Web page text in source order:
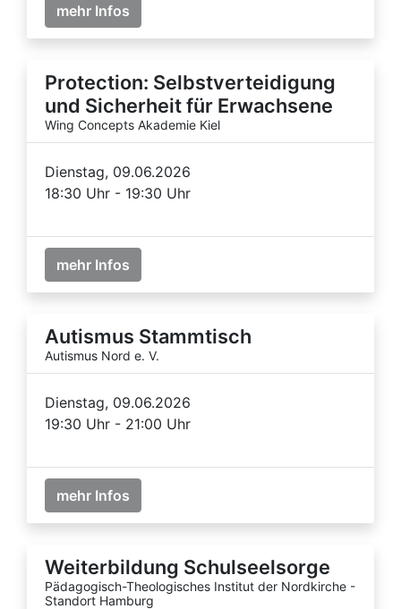
mehr Infos
Protection: Selbstverteidigung
und Sicherheit für Erwachsene
Wing Concepts Akademie Kiel
Dienstag, 09.06.2026
18:30 Uhr - 19:30 Uhr
mehr Infos
Autismus Stammtisch
Autismus Nord e. V.
Dienstag, 09.06.2026
19:30 Uhr - 21:00 Uhr
mehr Infos
Weiterbildung Schulseelsorge
Pädagogisch-Theologisches Institut der Nordkirche -
Standort Hamburg